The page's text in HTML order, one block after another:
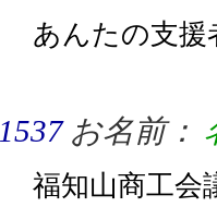
あんたの支援
1537 お名前：
福知山商工会